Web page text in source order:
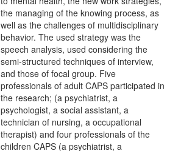
the managing of the knowing process, as
well as the challenges of multidisciplinary
behavior. The used strategy was the
speech analysis, used considering the
semi-structured techniques of interview,
and those of focal group. Five
professionals of adult CAPS participated in
the research; (a psychiatrist, a
psychologist, a social assistant, a
technician of nursing, a occupational
therapist) and four professionals of the
children CAPS (a psychiatrist, a